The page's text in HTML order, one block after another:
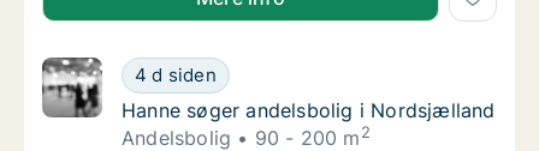
Hanne søger andelsbolig i Nordsjælland
4 d siden
Hanne søger andelsbolig i Nordsjælland
Hanne søger andelsbolig i Nordsjælland
Andelsbolig
90 - 200 m2